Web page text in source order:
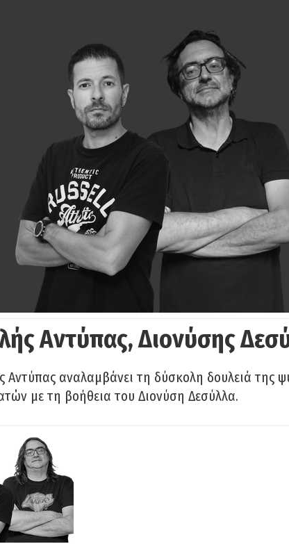
Αντύπας, Διονύσης
Αντύπας αναλαμβάνει τη δύσκολη δουλειά της
με τη βοήθεια του Διονύση Δεσύλλα.